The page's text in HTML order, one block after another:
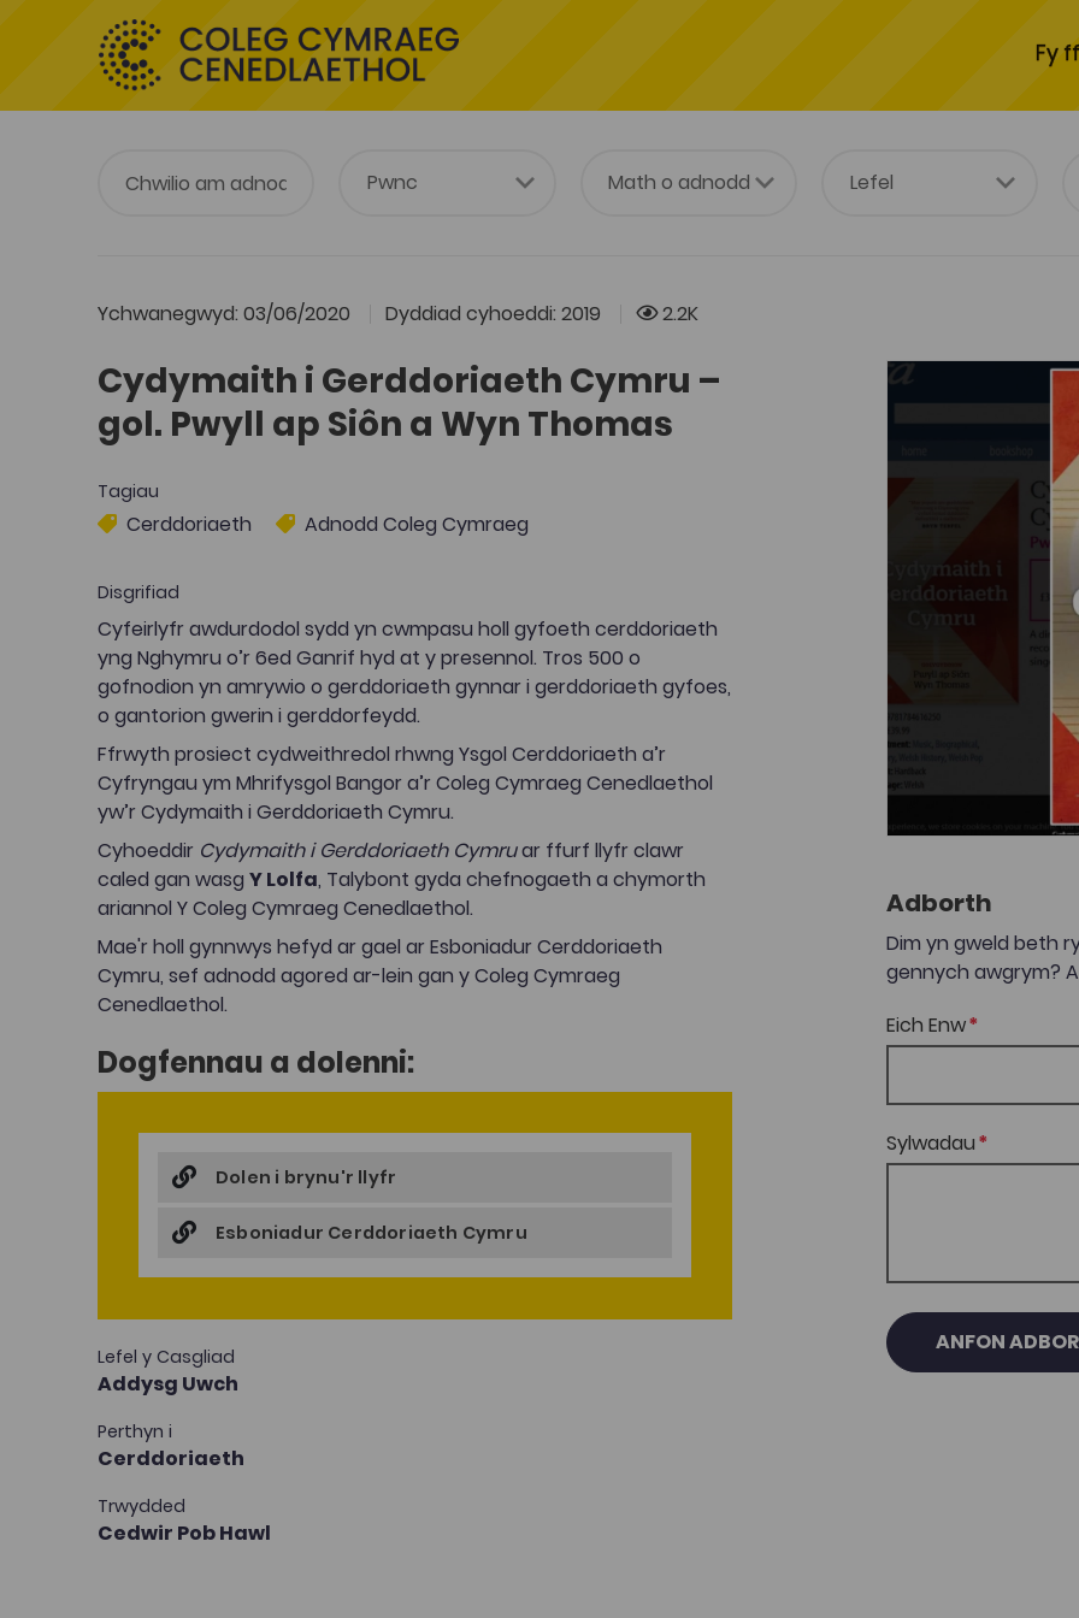
Fy
Ychwanegwyd: 03/06/2020 Dyddiad cyhoeddi: 2019 2.2K
Cydymaith i Gerddoriaeth Cymru –
gol. Pwyll ap Siôn a Wyn Thomas
Tagiau
Cerddoriaeth Adnodd Coleg Cymraeg
Disgrifiad
Cyfeirlyfr awdurdodol sydd yn cwmpasu holl gyfoeth cerddoriaeth
yng Nghymru o’r 6ed Ganrif hyd at y presennol. Tros 500 o
gofnodion yn amrywio o gerddoriaeth gynnar i gerddoriaeth gyfoes,
o gantorion gwerin i gerddorfeydd.
Ffrwyth prosiect cydweithredol rhwng Ysgol Cerddoriaeth a’r
Cyfryngau ym Mhrifysgol Bangor a’r Coleg Cymraeg Cenedlaethol
yw’r Cydymaith i Gerddoriaeth Cymru.
Cyhoeddir Cydymaith i Gerddoriaeth Cymruar ffurf llyfr clawr
caled gan wasg Y Lolfa, Talybont gyda chefnogaeth a chymorth
ariannol Y Coleg Cymraeg Cenedlaethol.
Mae'r holl gynnwys hefyd ar gael ar Esboniadur Cerddoriaeth
Cymru, sef adnodd agored ar-lein gan y Coleg Cymraeg
Cenedlaethol.
Dogfennau a dolenni:
Dolen i brynu'r llyfr
Esboniadur Cerddoriaeth Cymru
Lefel y Casgliad
Addysg Uwch
Perthyn i
Cerddoriaeth
Trwydded
Cedwir Pob Hawl
Adborth
Dim yn gweld beth
gennych awgrym?
Eich Enw
Sylwadau
ANFON